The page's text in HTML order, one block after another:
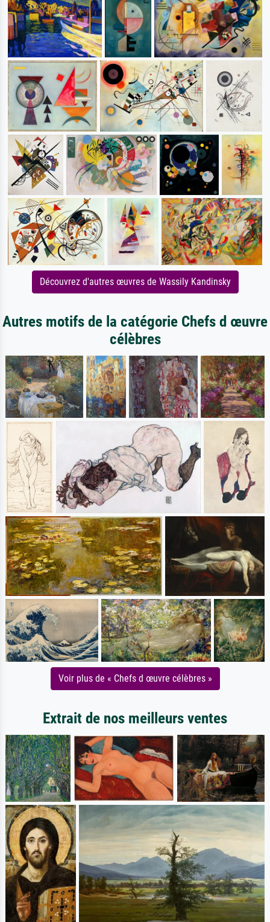
Découvrez d'autres œuvres de Wassily Kandinsky
Autres motifs de la catégorie Chefs d œuvre
célèbres
Voir plus de « Chefs d œuvre célèbres »
Extrait de nos meilleurs ventes